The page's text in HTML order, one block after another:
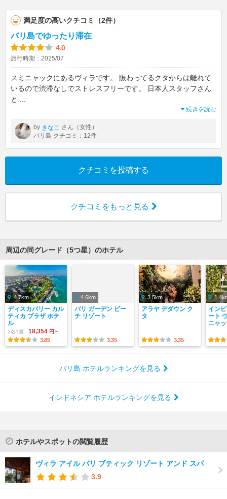
満足度の高いクチコミ（2件）
バリ島でゆったり滞在
4.0
旅行時期：2025/07
スミニャックにあるヴィラです。 賑わってるクタからは離れて
いるので渋滞なしでストレスフリーです。 日本人スタッフさん
と
続きを読む
by きなこ さん（女性）
バリ島 クチコミ：12件
クチコミを投稿する
クチコミをもっと見る
周辺の同グレード（5つ星）のホテル
4.7km
ディスカバリー カル
ティカ プラザ ホテ
ル
2名1室 18,354 円～
3.85
4.6km
バリ ガーデン ビー
チ リゾート
3.35
3.5km
アラヤ デダウン ク
タ
3.35
イン
ート
ニャ
バリ島 ホテルランキングを見る
インドネシア ホテルランキングを見る
ホテルやスポットの閲覧履歴
ヴィラ アイル バリ ブティック リゾート アンド スパ
3.9